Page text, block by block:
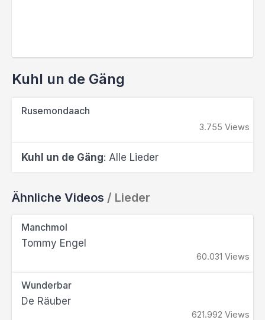
Kuhl un de Gäng
Rusemondaach
3.755 Views
Kuhl un de Gäng: Alle Lieder
Ähnliche Videos / Lieder
Manchmol
Tommy Engel
60.031 Views
Wunderbar
De Räuber
621.992 Views